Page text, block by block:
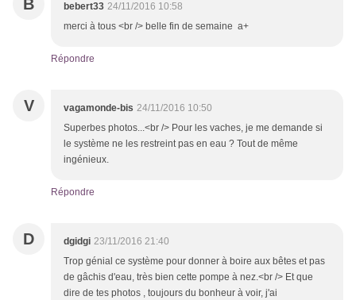
B bebert33 24/11/2016 10:58
merci à tous <br /> belle fin de semaine a+
Répondre
V vagamonde-bis 24/11/2016 10:50
Superbes photos...<br /> Pour les vaches, je me demande si
le système ne les restreint pas en eau ? Tout de même
ingénieux.
Répondre
D dgidgi 23/11/2016 21:40
Trop génial ce système pour donner à boire aux bêtes et pas
de gâchis d'eau, très bien cette pompe à nez.<br /> Et que
dire de tes photos , toujours du bonheur à voir, j'ai